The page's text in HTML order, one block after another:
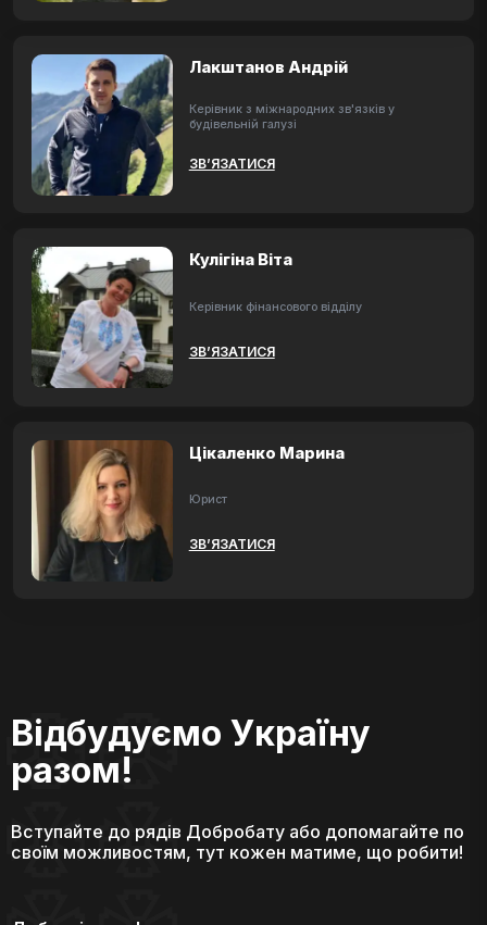
Лакштанов Андрій
Керівник з міжнародних зв'язків у
будівельній галузі
ЗВ’ЯЗАТИСЯ
Кулігіна Віта
Керівник фінансового відділу
ЗВ’ЯЗАТИСЯ
Цікаленко Марина
Юрист
ЗВ’ЯЗАТИСЯ
Відбудуємо Україну
разом!
Вступайте до рядів Добробату або допомагайте по
своїм можливостям, тут кожен матиме, що робити!